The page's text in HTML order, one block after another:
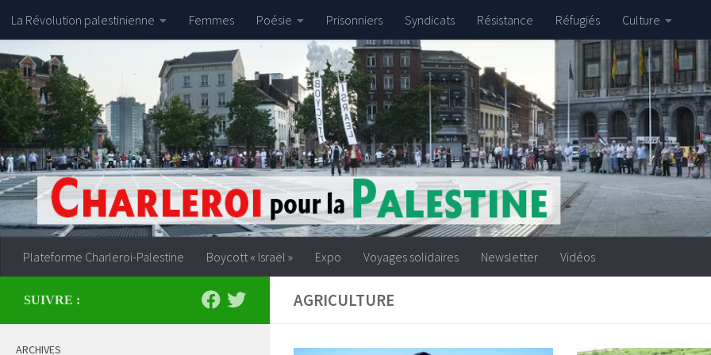
Skip to content
La Révolution palestinienne Femmes Poésie Prisonniers Syndicats Résistance Réfugiés Culture
Plateforme Charleroi-Palestine Boycott « Israël » Expo Voyages solidaires Newsletter Vidéos
AGRICULTURE
SUIVRE :
ARCHIVES